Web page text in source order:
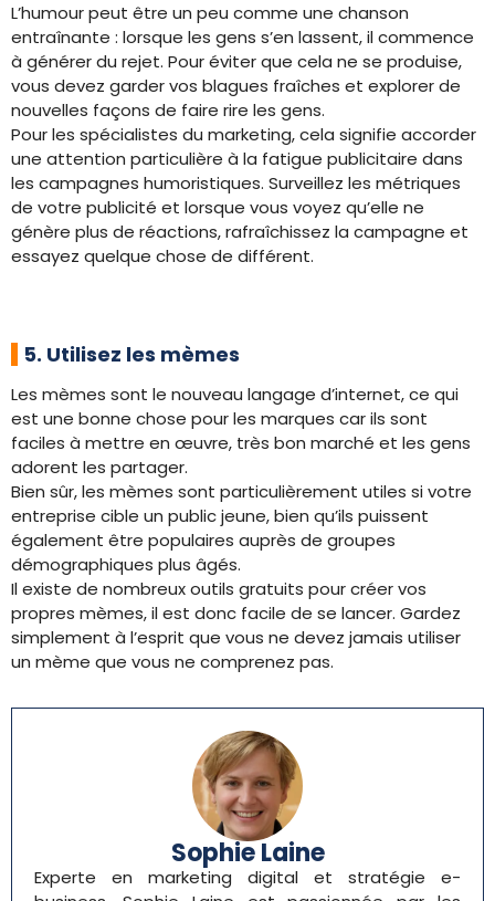
L’humour peut être un peu comme une chanson
entraînante : lorsque les gens s’en lassent, il commence
à générer du rejet. Pour éviter que cela ne se produise,
vous devez garder vos blagues fraîches et explorer de
nouvelles façons de faire rire les gens.
Pour les spécialistes du marketing, cela signifie accorder
une attention particulière à la fatigue publicitaire dans
les campagnes humoristiques. Surveillez les métriques
de votre publicité et lorsque vous voyez qu’elle ne
génère plus de réactions, rafraîchissez la campagne et
essayez quelque chose de différent.
5. Utilisez les mèmes
Les mèmes sont le nouveau langage d’internet, ce qui
est une bonne chose pour les marques car ils sont
faciles à mettre en œuvre, très bon marché et les gens
adorent les partager.
Bien sûr, les mèmes sont particulièrement utiles si votre
entreprise cible un public jeune, bien qu’ils puissent
également être populaires auprès de groupes
démographiques plus âgés.
Il existe de nombreux outils gratuits pour créer vos
propres mèmes, il est donc facile de se lancer. Gardez
simplement à l’esprit que vous ne devez jamais utiliser
un mème que vous ne comprenez pas.
Sophie Laine
Experte en marketing digital et stratégie e-